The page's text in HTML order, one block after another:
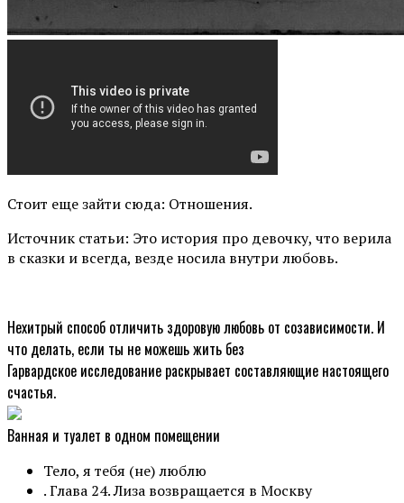
Стоит еще зайти сюда: Отношения.
Источник статьи: Это история про девочку, что верила
в сказки и всегда, везде носила внутри любовь.
Нехитрый способ отличить здоровую любовь от созависимости. И
что делать, если ты не можешь жить без
Гарвардское исследование раскрывает составляющие настоящего
счастья.
Ванная и туалет в одном помещении
Тело, я тебя (не) люблю
. Глава 24. Лиза возвращается в Москву